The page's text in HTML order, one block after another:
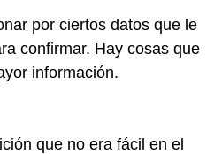
por ciertos datos que le
confirmar. Hay cosas que
información.
que no era fácil en el